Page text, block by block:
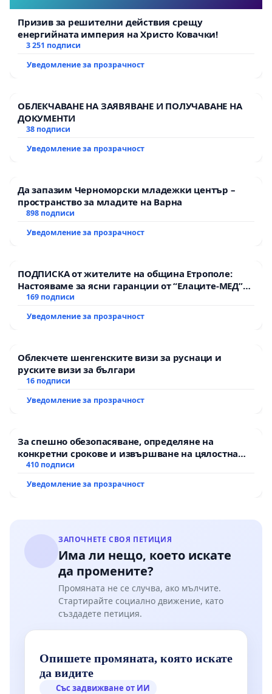
Призив за решителни действия срещу
енергийната империя на Христо Ковачки!
3 251 подписи
Уведомление за прозрачност
ОБЛЕКЧАВАНЕ НА ЗАЯВЯВАНЕ И ПОЛУЧАВАНЕ НА
ДОКУМЕНТИ
38 подписи
Уведомление за прозрачност
Да запазим Черноморски младежки център –
пространство за младите на Варна
898 подписи
Уведомление за прозрачност
ПОДПИСКА от жителите на община Етрополе:
Настояваме за ясни гаранции от “Елаците-МЕД”
АД и от държавата, че ще се изпълнят всички
169 подписи
Уведомление за прозрачност
Облекчете шенгенските визи за руснаци и
руските визи за българи
16 подписи
Уведомление за прозрачност
За спешно обезопасяване, определяне на
конкретни срокове и извършване на цялостна
рехабилитация на републиканския път между
Мирово - к.к. Момин проход
410 подписи
Уведомление за прозрачност
ЗАПОЧНЕТЕ СВОЯ ПЕТИЦИЯ
Има ли нещо, което искате
да промените?
Промяната не се случва, ако мълчите.
Стартирайте социално движение, като
създадете петиция.
Опишете промяната, която искате
да видите
Със задвижване от ИИ